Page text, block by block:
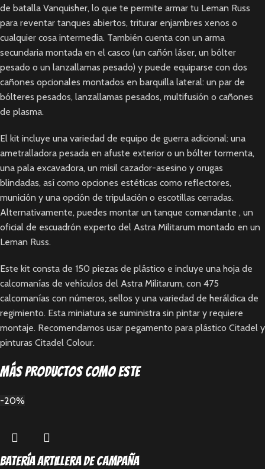
de batalla Vanquisher, lo que te permite armar tu Leman Russ
para reventar tanques abiertos, triturar enjambres xenos o
cualquier cosa intermedia. También cuenta con un arma
secundaria montada en el casco (un cañón láser, un bólter
pesado o un lanzallamas pesado) y puede equiparse con dos
cañones opcionales montados en barquilla lateral: un par de
bólteres pesados, lanzallamas pesados, multifusión o cañones
de plasma.
El kit incluye una variedad de equipo de guerra adicional: una
ametralladora pesada en afuste exterior o un bólter tormenta,
una pala excavadora, un misil cazador-asesino y orugas
blindadas, así como opciones estéticas como reflectores,
munición y una opción de tripulación o escotillas cerradas.
Alternativamente, puedes montar un tanque comandante , un
oficial de escuadrón experto del Astra Militarum montado en un
Leman Russ.
Este kit consta de 150 piezas de plástico e incluye una hoja de
calcomanías de vehículos del Astra Militarum, con 475
calcomanías con números, sellos y una variedad de heráldica de
regimiento. Esta miniatura se suministra sin pintar y requiere
montaje. Recomendamos usar pegamento para plástico Citadel y
pinturas Citadel Colour.
Más productos como este
-20%
Batería artillera de campaña